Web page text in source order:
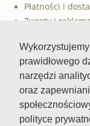
prawidłowego
narzędzi
oraz
polityce
Płatności i
Zwroty i
Szybka pomoc
Śledź nas
Facebook